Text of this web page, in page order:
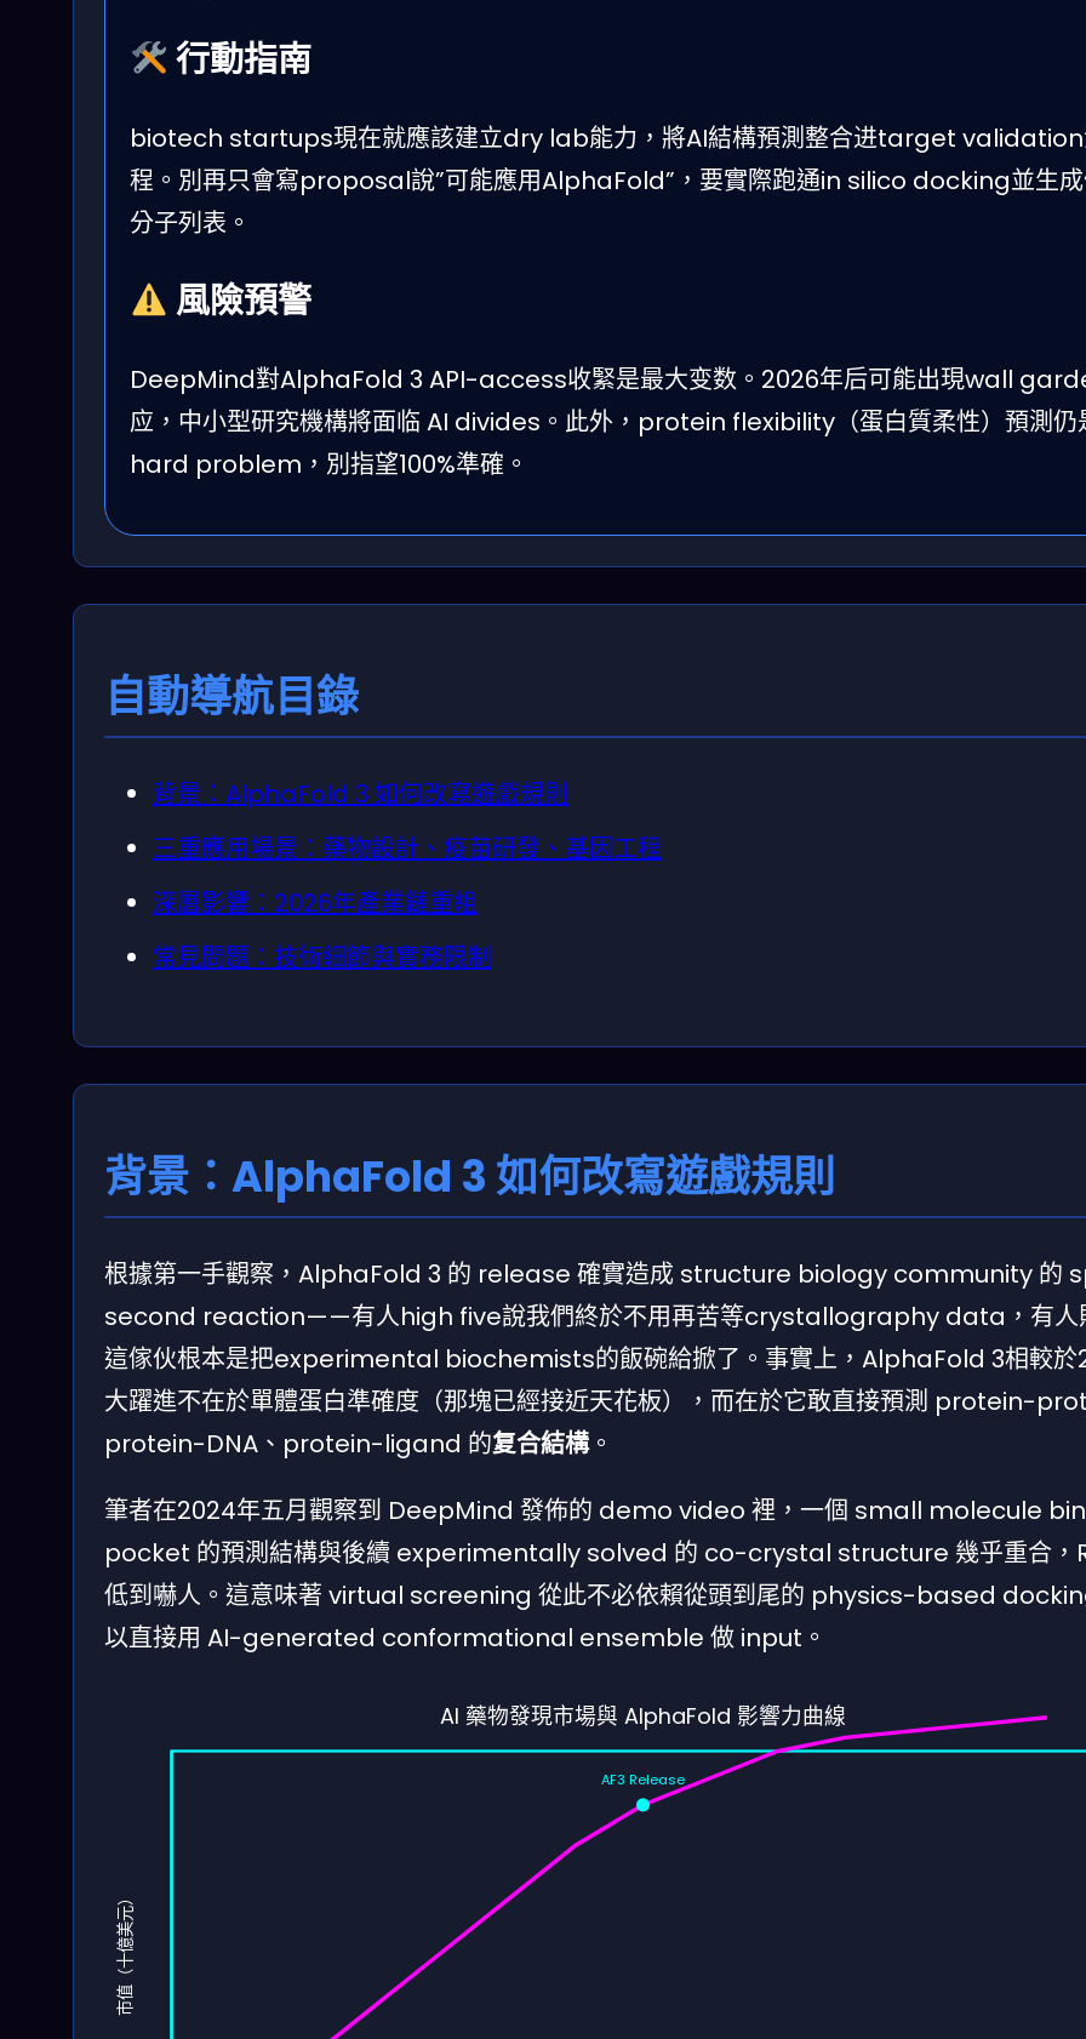
行動指南
biotech startups現在就應該建立dry lab能力，將AI結構預測整合进target
程。別再只會寫proposal說”可能應用AlphaFold”，要實際跑通in silico docking並生
分子列表。
風險預警
DeepMind對AlphaFold 3 API-access收緊是最大变数。2026年后可能出現wall
应，中小型研究機構將面临 AI divides。此外，protein flexibility（蛋白質柔性）預測仍
hard problem，別指望100%準確。
自動導航目錄
背景：AlphaFold 3 如何改寫遊戲規則
三重應用場景：藥物設計、疫苗研發、基因工程
深層影響：2026年產業鏈重組
常見問題：技術細節與實務限制
背景：AlphaFold 3 如何改寫遊戲規則
根據第一手觀察，AlphaFold 3 的 release 確實造成 structure biology community 的
second reaction——有人high five說我們終於不用再苦等crystallography data，有人
這傢伙根本是把experimental biochemists的飯碗給掀了。事實上，AlphaFold 3相較於
大躍進不在於單體蛋白準確度（那塊已經接近天花板），而在於它敢直接預測 protein-
protein-DNA、protein-ligand 的复合結構。
筆者在2024年五月觀察到 DeepMind 發佈的 demo video 裡，一個 small molecule
pocket 的預測結構與後續 experimentally solved 的 co-crystal structure 幾乎重合，
低到嚇人。這意味著 virtual screening 從此不必依賴從頭到尾的 physics-based
以直接用 AI-generated conformational ensemble 做 input。
AI 藥物發現市場與 AlphaFold 影響力曲線
市值（十億美元）
AF3 Release